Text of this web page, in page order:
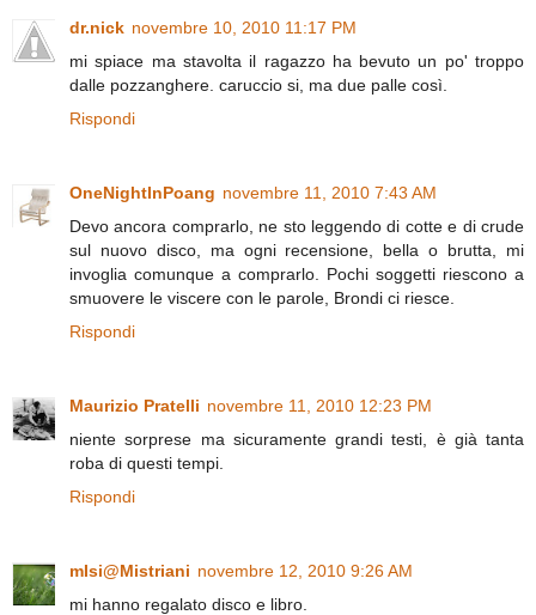
dr.nick novembre 10, 2010 11:17 PM
mi spiace ma stavolta il ragazzo ha bevuto un po' troppo
dalle pozzanghere. caruccio si, ma due palle così.
Rispondi
OneNightInPoang novembre 11, 2010 7:43 AM
Devo ancora comprarlo, ne sto leggendo di cotte e di crude
sul nuovo disco, ma ogni recensione, bella o brutta, mi
invoglia comunque a comprarlo. Pochi soggetti riescono a
smuovere le viscere con le parole, Brondi ci riesce.
Rispondi
Maurizio Pratelli novembre 11, 2010 12:23 PM
niente sorprese ma sicuramente grandi testi, è già tanta
roba di questi tempi.
Rispondi
mIsi@Mistriani novembre 12, 2010 9:26 AM
mi hanno regalato disco e libro.